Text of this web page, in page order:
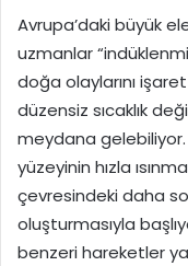
Avrupa’daki büyük
uzmanlar
doğa olaylarını
düzensiz sıcaklık
meydana
yüzeyinin hızla
çevresindeki daha
oluşturmasıyla
benzeri hareketler